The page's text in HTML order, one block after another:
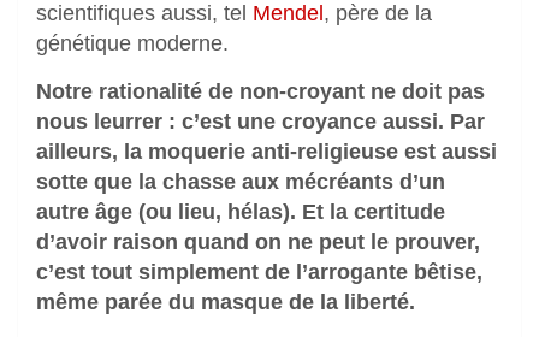
scientifiques aussi, tel Mendel , père de la
génétique moderne.
Notre rationalité de non-croyant ne doit pas
nous leurrer : c’est une croyance aussi. Par
ailleurs, la moquerie anti-religieuse est aussi
sotte que la chasse aux mécréants d’un
autre âge (ou lieu, hélas). Et la certitude
d’avoir raison quand on ne peut le prouver,
c’est tout simplement de l’arrogante bêtise,
même parée du masque de la liberté.